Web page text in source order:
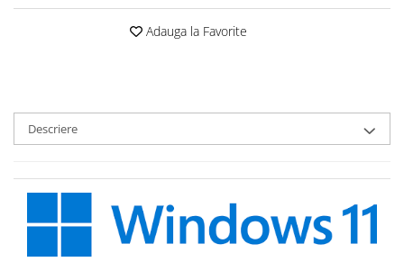
Adauga la Favorite
Descriere